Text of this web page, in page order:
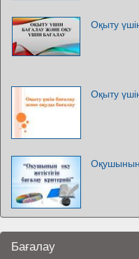
Оқыту
Оқыту
Оқушының
Бағалау